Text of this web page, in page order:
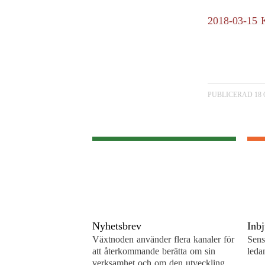
2018-03-15
PUBLICERAD 18
Nyhetsbrev
Växtnoden använder flera kanaler för
att återkommande berätta om sin